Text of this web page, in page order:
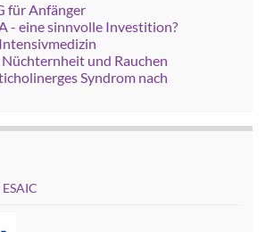
für Anfänger
- eine sinnvolle Investition?
und Rauchen
Syndrom nach